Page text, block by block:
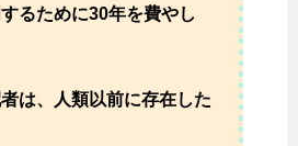
るために30年を費やし
は、人類以前に存在した